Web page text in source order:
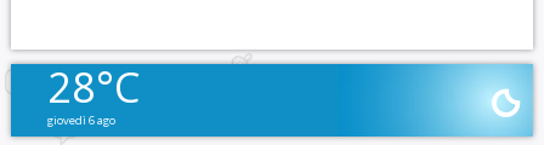
28°C
giovedì 6 ago